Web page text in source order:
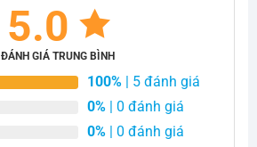
5.0
ĐÁNH GIÁ TRUNG BÌNH
100% | 5 đánh giá
0% | 0 đánh giá
0% | 0 đánh giá